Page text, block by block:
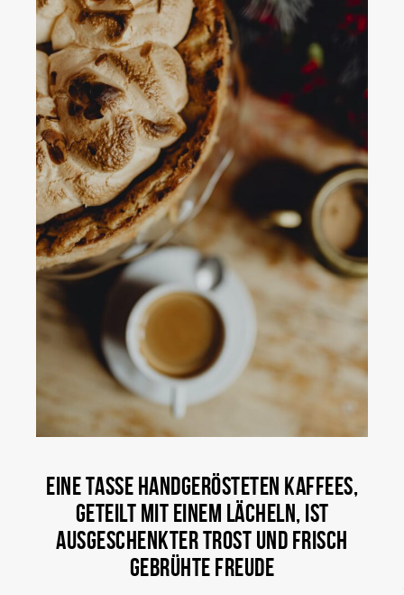
EINE TASSE HANDGERÖSTETEN KAFFEES,
GETEILT MIT EINEM LÄCHELN, IST
AUSGESCHENKTER TROST UND FRISCH
GEBRÜHTE FREUDE